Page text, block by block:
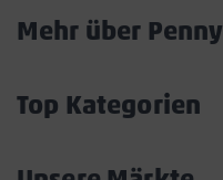
Mehr über Penny
Top Kategorien